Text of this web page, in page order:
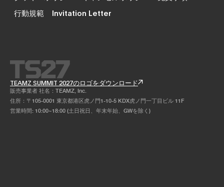
行動規範
Invitation Letter
TEAMZ SUMMIT 2027のロゴをダウンロード
販売事業者 社名：TEAMZ, Inc.
住所：〒105-0001 東京都港区虎ノ門1-10-5 KDX虎ノ門一丁目ビル 11F
営業時間: 10:00~18:00 (土日祝日、年末年始、GWを除く)